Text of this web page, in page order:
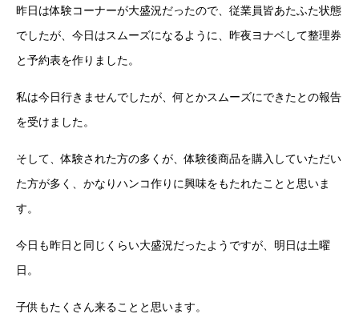
昨日は体験コーナーが大盛況だったので、従業員皆あたふた状態
でしたが、今日はスムーズになるように、昨夜ヨナベして整理券
と予約表を作りました。
私は今日行きませんでしたが、何とかスムーズにできたとの報告
を受けました。
そして、体験された方の多くが、体験後商品を購入していただい
た方が多く、かなりハンコ作りに興味をもたれたことと思いま
す。
今日も昨日と同じくらい大盛況だったようですが、明日は土曜
日。
子供もたくさん来ることと思います。